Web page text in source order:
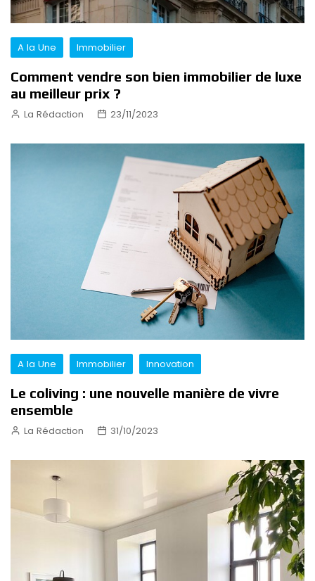
A la Une Immobilier
Comment vendre son bien immobilier de luxe
au meilleur prix ?
La Rédaction 23/11/2023
A la Une Immobilier Innovation
Le coliving : une nouvelle manière de vivre
ensemble
La Rédaction 31/10/2023